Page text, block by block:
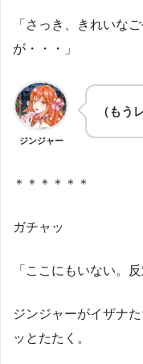
「さっき、きれいな
が・・・」
ジンジャー
（もう
＊＊＊＊＊＊
ガチャッ
「ここにもいない。
ジンジャーがイザナ
ッとたたく。